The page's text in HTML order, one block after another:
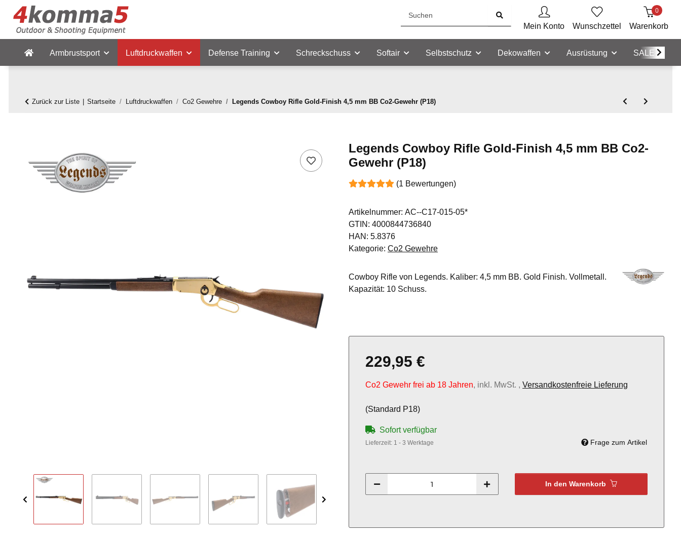
Mein Konto Wunschzettel
0
Warenkorb
Armbrustsport Luftdruckwaffen Defense Training Schreckschuss Softair Selbstschutz Dekowaffen Ausrüstung SALE
Zurück zur Liste Startseite Luftdruckwaffen Co2 Gewehre Legends Cowboy Rifle Gold-Finish 4,5 mm BB Co2-Gewehr (P18)
Legends Cowboy Rifle Gold-Finish 4,5 mm BB Co2-
Gewehr (P18)
(1 Bewertungen)
Artikelnummer: AC--C17-015-05*
GTIN: 4000844736840
HAN: 5.8376
Kategorie: Co2 Gewehre
Cowboy Rifle von Legends. Kaliber: 4,5 mm BB. Gold Finish. Vollmetall.
Kapazität: 10 Schuss.
229,95 €
Co2 Gewehr frei ab 18 Jahren, inkl. MwSt. , Versandkostenfreie Lieferung
(Standard P18)
Sofort verfügbar
Lieferzeit: 1 - 3 Werktage Frage zum Artikel
In den Warenkorb